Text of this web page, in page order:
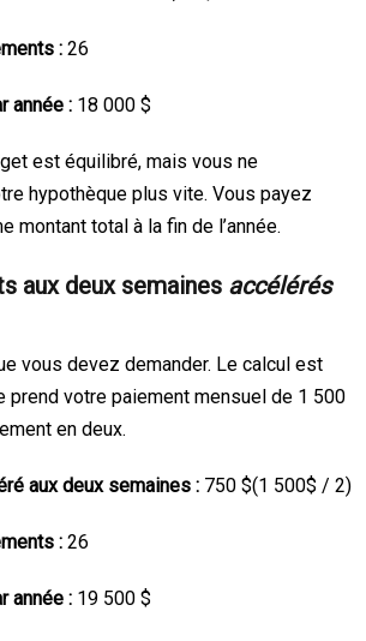
: 26
année : 18 000 $
est équilibré, mais vous ne
hypothèque plus vite. Vous payez
montant total à la fin de l’année.
aux deux semaines accélérés
vous devez demander. Le calcul est
prend votre paiement mensuel de 1 500
en deux.
aux deux semaines : 750 $(1 500$ / 2)
: 26
année : 19 500 $